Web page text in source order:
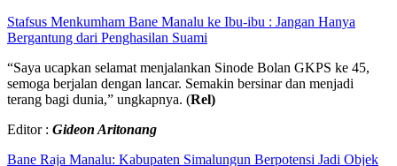
Stafsus Menkumham Bane Manalu ke Ibu-ibu : Jangan Hanya
Bergantung dari Penghasilan Suami
“Saya ucapkan selamat menjalankan Sinode Bolan GKPS ke 45,
semoga berjalan dengan lancar. Semakin bersinar dan menjadi
terang bagi dunia,” ungkapnya. (Rel)
Editor : Gideon Aritonang
Bane Raja Manalu: Kabupaten Simalungun Berpotensi Jadi Objek